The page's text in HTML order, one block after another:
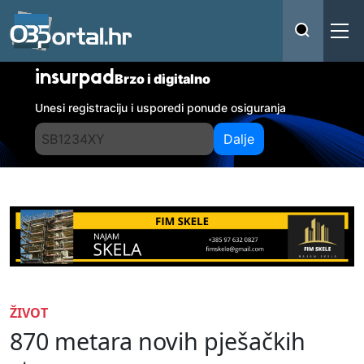
insurpadBrzo i digitalno
Unesi registraciju i usporedi ponude osiguranja
Dalje
ŽIVOT
870 metara novih pješačkih